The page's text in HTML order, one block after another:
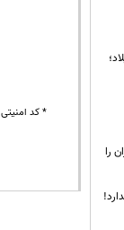
* کد امنیتی
میلاد؛
را